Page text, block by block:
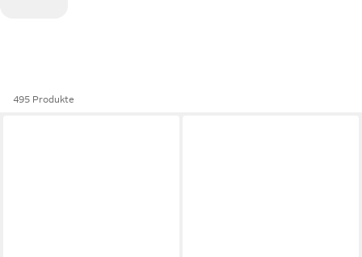
495 Produkte